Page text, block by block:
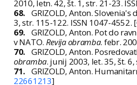
2010, letn. 42, št. 1, str. 21-23.
68. GRIZOLD, Anton.
3, str. 115-122. ISSN 1047-4552.
69. GRIZOLD, Anton. Pot do
v NATO. Revija obramba. febr.
70. GRIZOLD, Anton.
obramba. junij 2003, let. 35, št. 6,
71. GRIZOLD, Anton.
22661213]